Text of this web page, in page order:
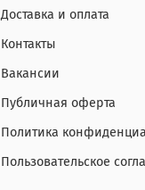
Доставка и оплата
Контакты
Вакансии
Публичная оферта
Политика
Пользовательское